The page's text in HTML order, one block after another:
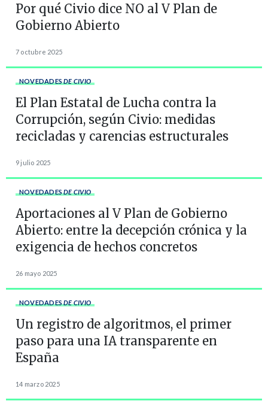
Por qué Civio dice NO al V Plan de
Gobierno Abierto
7 octubre 2025
NOVEDADES DE CIVIO
El Plan Estatal de Lucha contra la
Corrupción, según Civio: medidas
recicladas y carencias estructurales
9 julio 2025
NOVEDADES DE CIVIO
Aportaciones al V Plan de Gobierno
Abierto: entre la decepción crónica y la
exigencia de hechos concretos
26 mayo 2025
NOVEDADES DE CIVIO
Un registro de algoritmos, el primer
paso para una IA transparente en
España
14 marzo 2025